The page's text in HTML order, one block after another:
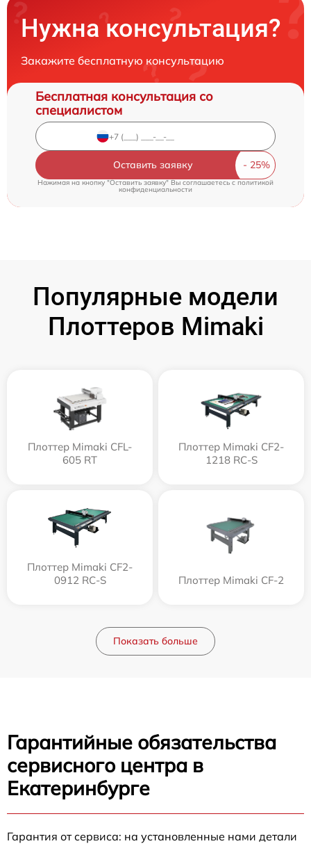
Нужна консультация?
Закажите бесплатную консультацию
Бесплатная консультация со
специалистом
Оставить заявку
Нажимая на кнопку "Оставить заявку" Вы соглашаетесь cполитикой
конфиденциальности
Популярные модели
Плоттеров Mimaki
Плоттер Mimaki CFL-
605 RT
Плоттер Mimaki CF2-
1218 RC-S
Плоттер Mimaki CF2-
0912 RC-S
Плоттер Mimaki CF-2
Показать больше
Гарантийные обязательства
сервисного центра в
Екатеринбурге
Гарантия от сервиса: на установленные нами детали